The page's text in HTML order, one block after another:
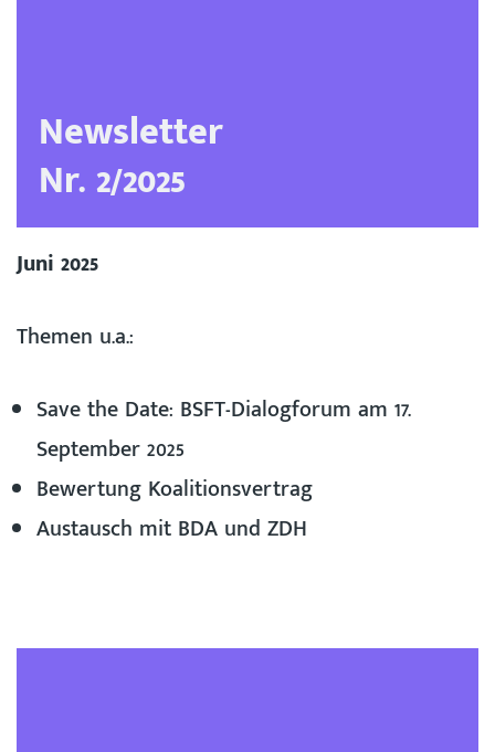
Newsletter
Nr. 2/2025
Juni 2025
Themen u.a.:
Save the Date: BSFT-Dialogforum am 17.
September 2025
Bewertung Koalitionsvertrag
Austausch mit BDA und ZDH